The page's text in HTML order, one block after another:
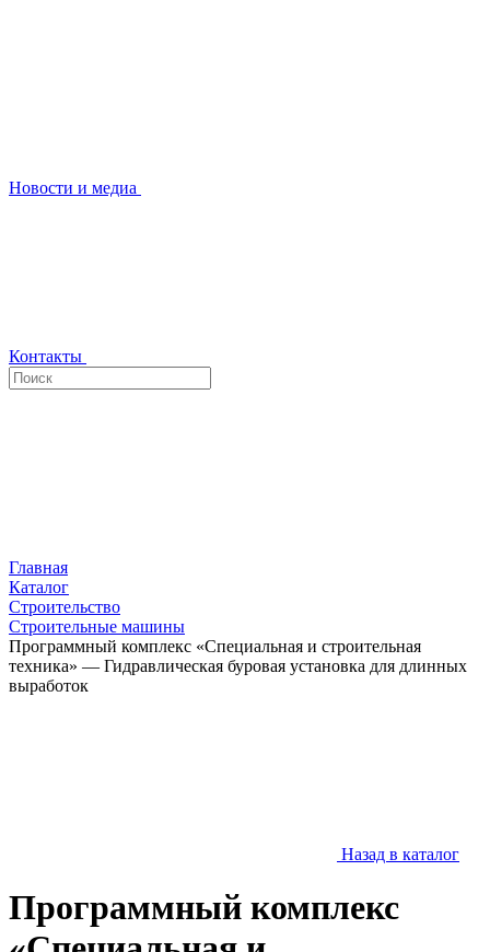
Новости и медиа
Контакты
Главная
Каталог
Строительство
Строительные машины
Программный комплекс «Специальная и строительная
техника» — Гидравлическая буровая установка для длинных
выработок
Назад в каталог
Программный комплекс